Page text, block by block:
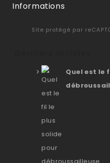
Informations
Site protégé par
Quel est le